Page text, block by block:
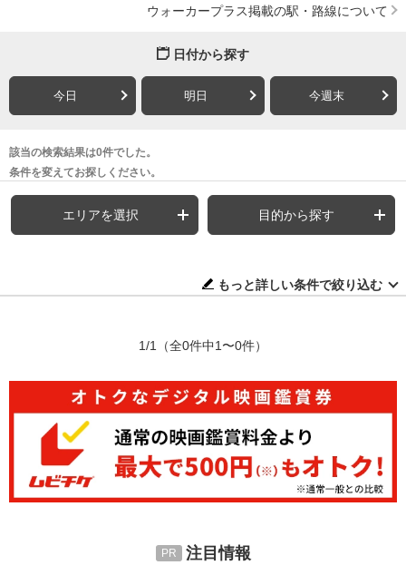
ウォーカープラス掲載の駅・路線について
日付から探す
今日 明日 今週末
該当の検索結果は0件でした。
条件を変えてお探しください。
エリアを選択 目的から探す
もっと詳しい条件で絞り込む
1/1 （全0件中1〜0件）
注目情報